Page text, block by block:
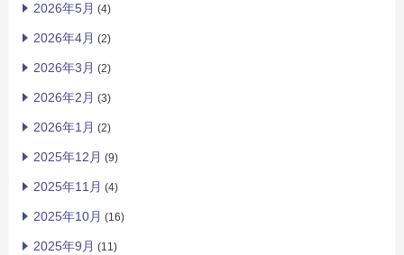
2026年5月 (4)
2026年4月 (2)
2026年3月 (2)
2026年2月 (3)
2026年1月 (2)
2025年12月 (9)
2025年11月 (4)
2025年10月 (16)
2025年9月 (11)